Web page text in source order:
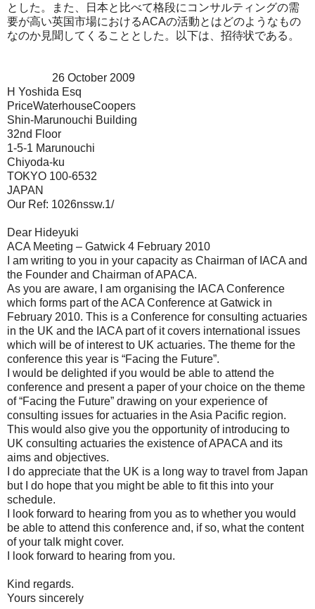
とした。また、日本と比べて格段にコンサルティングの需
要が高い英国市場におけるACAの活動とはどのようなもの
なのか見聞してくることとした。以下は、招待状である。
26 October 2009
H Yoshida Esq
PriceWaterhouseCoopers
Shin-Marunouchi Building
32nd Floor
1-5-1 Marunouchi
Chiyoda-ku
TOKYO 100-6532
JAPAN
Our Ref: 1026nssw.1/
Dear Hideyuki
ACA Meeting – Gatwick 4 February 2010
I am writing to you in your capacity as Chairman of IACA and
the Founder and Chairman of APACA.
As you are aware, I am organising the IACA Conference
which forms part of the ACA Conference at Gatwick in
February 2010. This is a Conference for consulting actuaries
in the UK and the IACA part of it covers international issues
which will be of interest to UK actuaries. The theme for the
conference this year is “Facing the Future”.
I would be delighted if you would be able to attend the
conference and present a paper of your choice on the theme
of “Facing the Future” drawing on your experience of
consulting issues for actuaries in the Asia Pacific region.
This would also give you the opportunity of introducing to
UK consulting actuaries the existence of APACA and its
aims and objectives.
I do appreciate that the UK is a long way to travel from Japan
but I do hope that you might be able to fit this into your
schedule.
I look forward to hearing from you as to whether you would
be able to attend this conference and, if so, what the content
of your talk might cover.
I look forward to hearing from you.
Kind regards.
Yours sincerely